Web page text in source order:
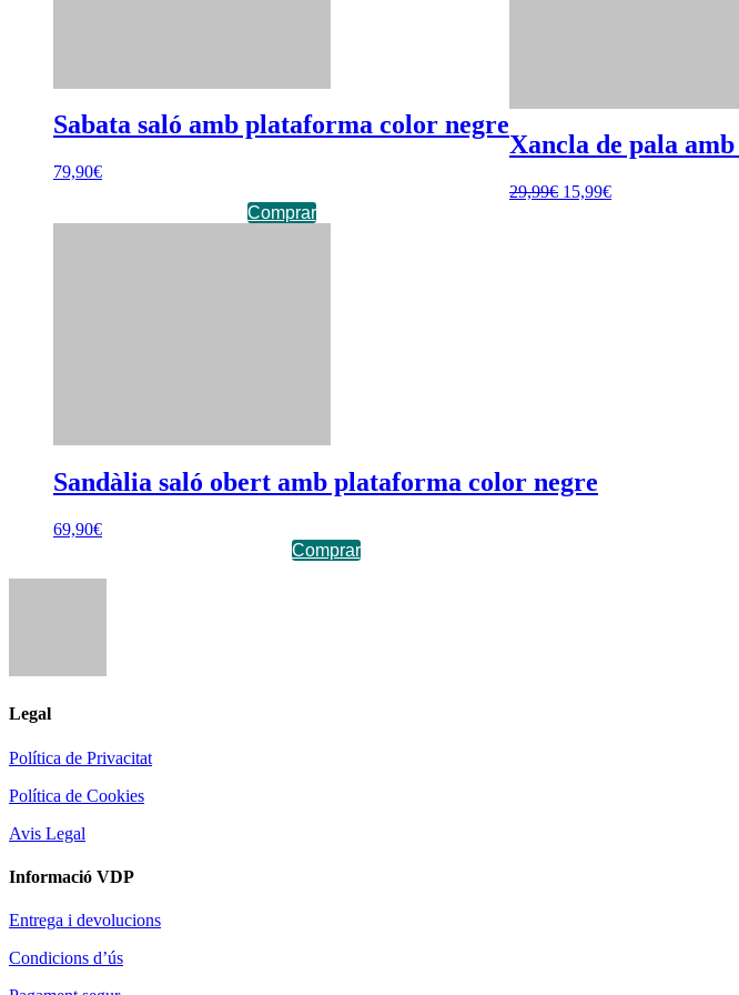
Sabata saló amb plataforma color negre
79,90€
Comprar
Xancla de pala
29,99€ 15,99€
Sandàlia saló obert amb plataforma color negre
69,90€
Comprar
Legal
Política de Privacitat
Política de Cookies
Avis Legal
Informació VDP
Entrega i devolucions
Condicions d’ús